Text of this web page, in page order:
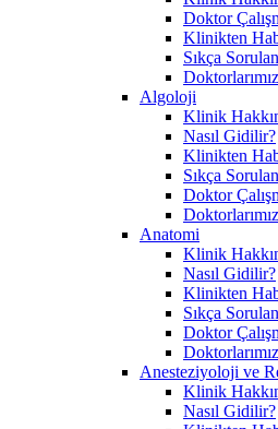
Doktor
Klinikten
Sıkça
Doktorlarımız
Algoloji
Klinik
Nasıl Gidilir?
Klinikten
Sıkça
Doktor
Doktorlarımız
Anatomi
Klinik
Nasıl Gidilir?
Klinikten
Sıkça
Doktor
Doktorlarımız
Anesteziyoloji ve
Klinik
Nasıl Gidilir?